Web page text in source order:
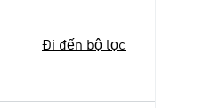
Đi đến bộ lọc